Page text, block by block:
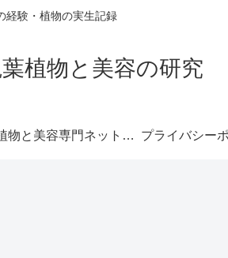
経験・植物の実生記録
植物と美容の研究
植物と美容専門ネットショップ プライバシー